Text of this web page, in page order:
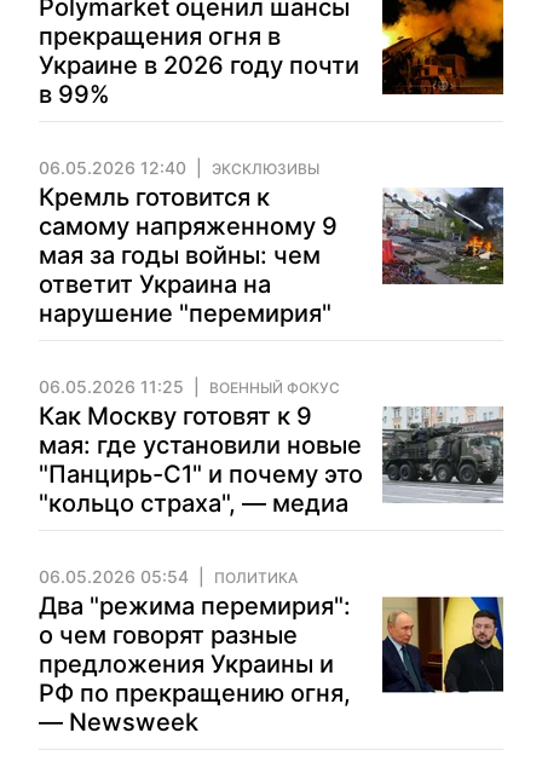
Polymarket оценил шансы
прекращения огня в
Украине в 2026 году почти
в 99%
06.05.2026 12:40 ЭКСКЛЮЗИВЫ
Кремль готовится к
самому напряженному 9
мая за годы войны: чем
ответит Украина на
нарушение "перемирия"
06.05.2026 11:25 ВОЕННЫЙ ФОКУС
Как Москву готовят к 9
мая: где установили новые
"Панцирь-С1" и почему это
"кольцо страха", — медиа
06.05.2026 05:54 ПОЛИТИКА
Два "режима перемирия":
о чем говорят разные
предложения Украины и
РФ по прекращению огня,
— Newsweek